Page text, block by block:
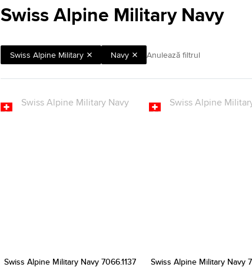
Swiss Alpine Military Navy
Swiss Alpine Military Navy Anulează filtrul
Swiss Alpine Military Navy 7066.1137 Swiss Alpine Military Navy